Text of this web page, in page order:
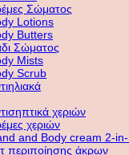
Σώματος
Lotions
Butters
Σώματος
Mists
Scrub
χεριών
χεριών
and Body cream 2-in-
περιποίησης άκρων